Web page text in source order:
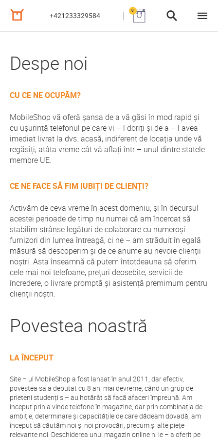
+421233329584
0
Despe noi
CU CE NE OCUPĂM?
MobileShop vă oferă șansa de a vă găsi în mod rapid și
cu ușurință telefonul pe care vi – l doriți și de a – l avea
imediat livrat la dvs. acasă, indiferent de locația unde vă
regăsiți, atâta vreme cât vă aflați într – unul dintre statele
membre UE.
CE NE FACE SĂ FIM IUBIȚI DE CLIENȚI?
Activăm de ceva vreme în acest domeniu, și în decursul
acestei perioade de timp nu numai că am încercat să
stabilim strânse legături de colaborare cu numeroși
furnizori din lumea întreagă, ci ne – am străduit în egală
măsură să descoperim și de ce anume au nevoie clienții
noștri. Asta înseamnă că putem întotdeauna să oferim
cele mai noi telefoane, prețuri deosebite, servicii de
încredere, o livrare promptă și asistență premimum pentru
clienții noștri.
Povestea noastră
LA ÎNCEPUT
Site – ul MobileShop a fost lansat în anul 2011, dar efectiv,
povestea sa a debutat cu 8 ani mai devreme, când un grup de
prieteni studenți s – au hotărât să facă afaceri împreună. Am
început prin a vinde telefone în magazine, dar prin combinația de
ambiție, determinare și capacitățile de care dădeam dovadă, am
început să căutăm noi și noi provocări, precum și alte piețe
relevante noi. Deschiderea unui magazin online ni le – a oferit pe